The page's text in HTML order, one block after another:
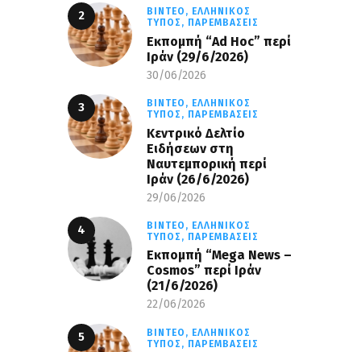
ΒΊΝΤΕΟ, ΕΛΛΗΝΙΚΌΣ
ΤΎΠΟΣ, ΠΑΡΕΜΒΆΣΕΙΣ
Εκπομπή “Ad Hoc” περί
Iράν (29/6/2026)
30/06/2026
ΒΊΝΤΕΟ, ΕΛΛΗΝΙΚΌΣ
ΤΎΠΟΣ, ΠΑΡΕΜΒΆΣΕΙΣ
Κεντρικό Δελτίο
Ειδήσεων στη
Ναυτεμπορική περί
Iράν (26/6/2026)
29/06/2026
ΒΊΝΤΕΟ, ΕΛΛΗΝΙΚΌΣ
ΤΎΠΟΣ, ΠΑΡΕΜΒΆΣΕΙΣ
Eκπομπή “Mega News –
Cosmos” περί Ιράν
(21/6/2026)
22/06/2026
ΒΊΝΤΕΟ, ΕΛΛΗΝΙΚΌΣ
ΤΎΠΟΣ, ΠΑΡΕΜΒΆΣΕΙΣ